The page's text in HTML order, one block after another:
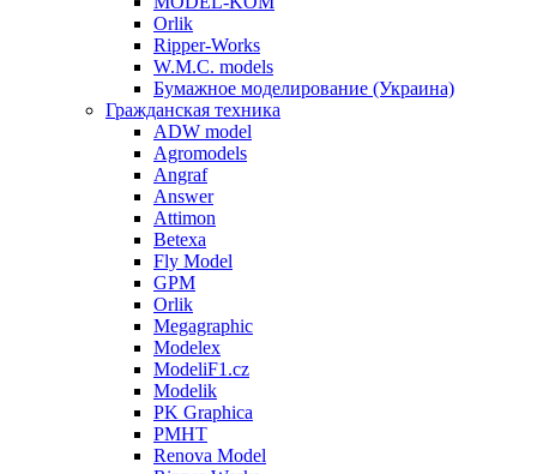
Orlik
Ripper-Works
W.M.C. models
Бумажное моделирование (Украина)
Гражданская техника
ADW model
Agromodels
Angraf
Answer
Attimon
Betexa
Fly Model
GPM
Orlik
Megagraphic
Modelex
ModeliF1.cz
Modelik
PK Graphica
PMHT
Renova Model